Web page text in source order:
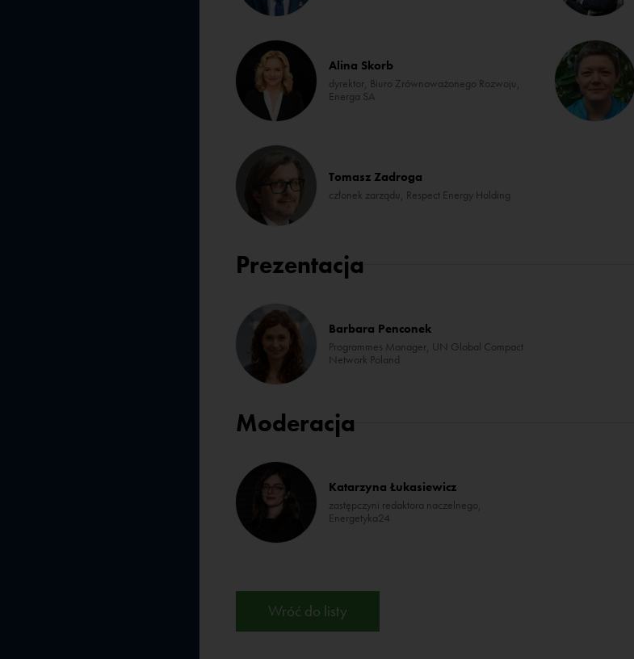
Alina Skorb
dyrektor, Biuro Zrównoważonego Rozwoju,
Energa SA
Tomasz Zadroga
członek zarządu, Respect Energy Holding
Prezentacja
Barbara Penconek
Programmes Manager, UN Global Compact
Network Poland
Moderacja
Katarzyna Łukasiewicz
zastępczyni redaktora naczelnego,
Energetyka24
Wróć do listy